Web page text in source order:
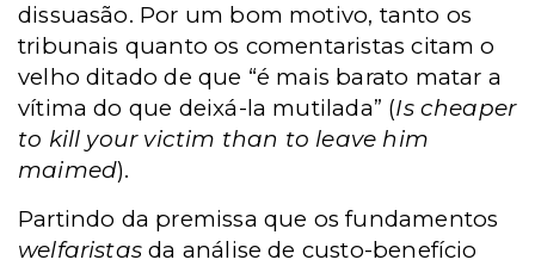
dissuasão. Por um bom motivo, tanto os
tribunais quanto os comentaristas citam o
velho ditado de que “é mais barato matar a
vítima do que deixá-la mutilada” (Is cheaper
to kill your victim than to leave him
maimed).
Partindo da premissa que os fundamentos
welfaristas da análise de custo-benefício